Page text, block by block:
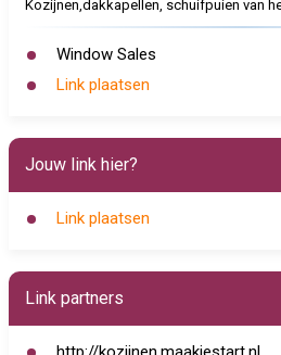
Kozijnen,dakkapellen, schuifpuien van
Window Sales
Link plaatsen
Jouw link hier?
Link plaatsen
Link partners